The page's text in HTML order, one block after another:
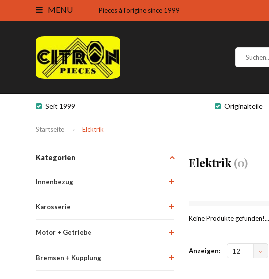
MENU Pieces à l'origine since 1999
Seit 1999 Originalteile
Startseite Elektrik
Kategorien
Innenbezug
Karosserie
Motor + Getriebe
Bremsen + Kupplung
Elektrik(0)
Keine Produkte gefunden!...
Anzeigen: 12